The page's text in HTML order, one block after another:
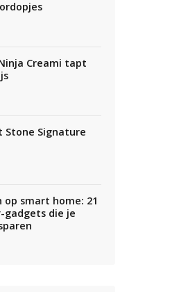
Creami tapt
Stone Signature
op smart home: 21
die je